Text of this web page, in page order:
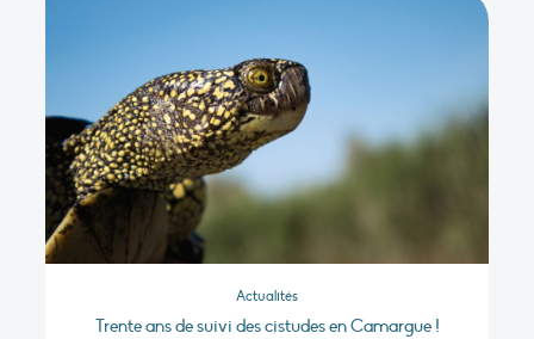
Actualités
Trente ans de suivi des cistudes en Camargue !